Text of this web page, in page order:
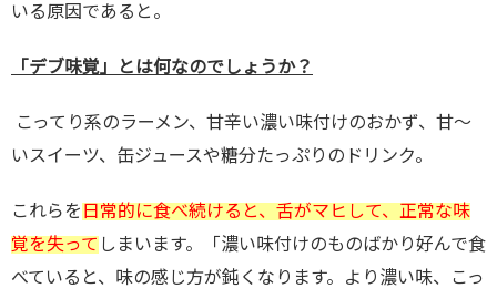
いる原因であると。
「デブ味覚」とは何なのでしょうか？
こってり系のラーメン、甘辛い濃い味付けのおかず、甘～
いスイーツ、缶ジュースや糖分たっぷりのドリンク。
これらを 日常的に食べ続けると、舌がマヒして、正常な味
覚を失って しまいます。「濃い味付けのものばかり好んで食
べていると、味の感じ方が鈍くなります。より濃い味、こっ